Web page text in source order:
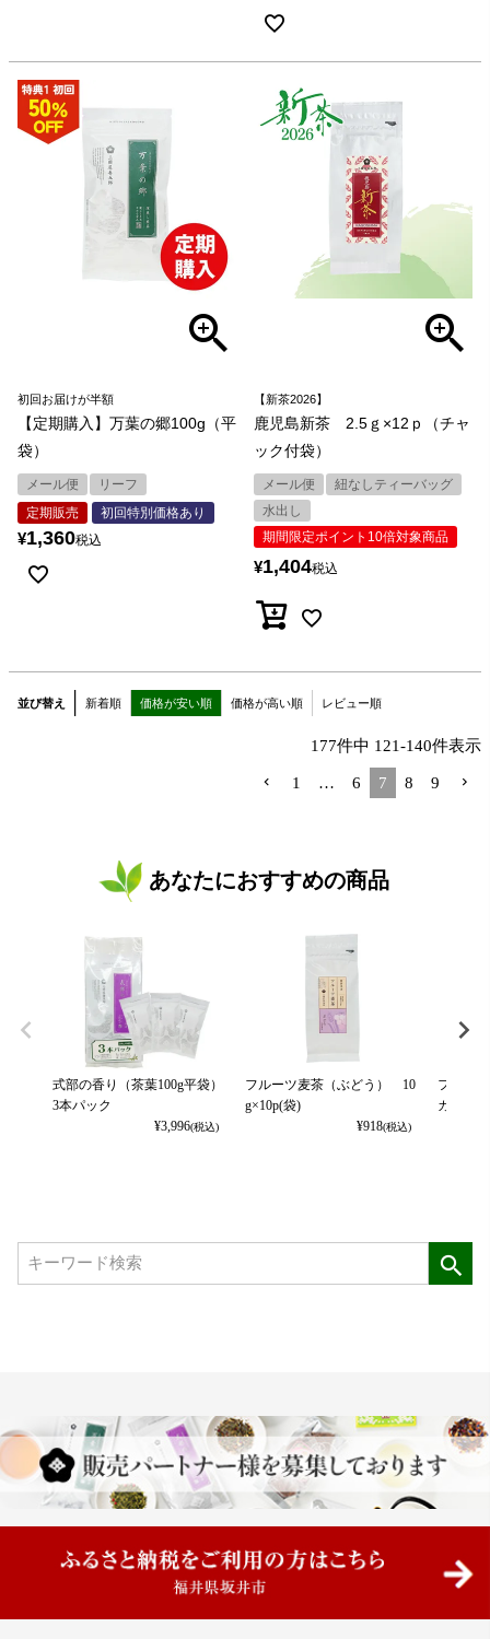
初回お届けが半額
【定期購入】万葉の郷100g（平
袋）
メール便
リーフ
定期販売
初回特別価格あり
¥1,360税込
【新茶2026】
鹿児島新茶 2.5ｇ×12ｐ（チャ
ック付袋）
メール便
紐なしティーバッグ
水出し
期間限定ポイント10倍対象商品
¥1,404税込
並び替え 新着順 価格が安い順 価格が高い順 レビュー順
177件中 121-140件表示
1 … 6 7 8 9
あなたにおすすめの商品
式部の香り（茶葉100g平袋）
3本パック
¥3,996(税込)
フルーツ麦茶（ぶどう） 10
g×10p(袋)
¥918(税込)
フルー
カット